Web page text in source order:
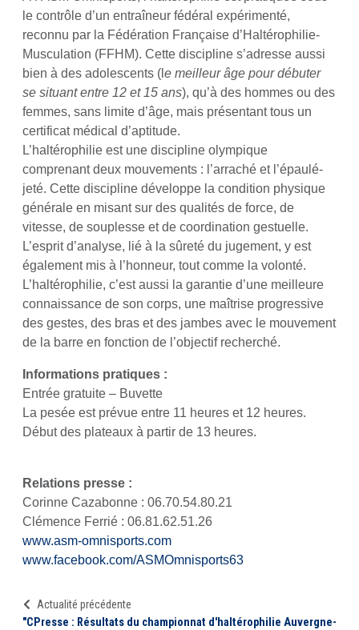
le contrôle d’un entraîneur fédéral expérimenté,
reconnu par la Fédération Française d’Haltérophilie-
Musculation (FFHM). Cette discipline s’adresse aussi
bien à des adolescents (l e meilleur âge pour débuter
se situant entre 12 et 15 ans), qu’à des hommes ou des
femmes, sans limite d’âge, mais présentant tous un
certificat médical d’aptitude.
L’haltérophilie est une discipline olympique
comprenant deux mouvements : l’arraché et l’épaulé-
jeté. Cette discipline développe la condition physique
générale en misant sur des qualités de force, de
vitesse, de souplesse et de coordination gestuelle.
L’esprit d’analyse, lié à la sûreté du jugement, y est
également mis à l’honneur, tout comme la volonté.
L’haltérophilie, c’est aussi la garantie d’une meilleure
connaissance de son corps, une maîtrise progressive
des gestes, des bras et des jambes avec le mouvement
de la barre en fonction de l’objectif recherché.
Informations pratiques :
Entrée gratuite – Buvette
La pesée est prévue entre 11 heures et 12 heures.
Début des plateaux à partir de 13 heures.
Relations presse :
Corinne Cazabonne : 06.70.54.80.21
Clémence Ferrié : 06.81.62.51.26
www.asm-omnisports.com
www.facebook.com/ASMOmnisports63
Actualité précédente
"CPresse : Résultats du championnat d'haltérophilie Auvergne-